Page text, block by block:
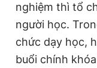
nghiệm thì tổ
người học.
chức dạy học,
buổi chính